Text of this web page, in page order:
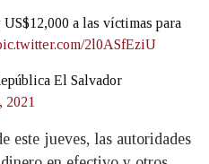
a las víctimas para
2l0ASfEziU
El Salvador
2021
este jueves, las autoridades